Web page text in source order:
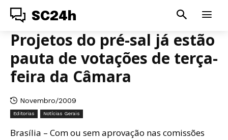
SC24h
Projetos do pré-sal já estão
pauta de votações de terça-
feira da Câmara
Novembro/2009
Editorias Notícias Gerais
Brasília – Com ou sem aprovação nas comissões